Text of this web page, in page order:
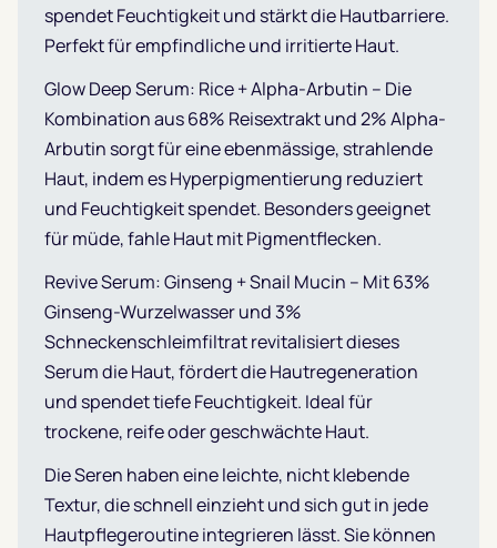
spendet Feuchtigkeit und stärkt die Hautbarriere.
Perfekt für empfindliche und irritierte Haut.
Glow Deep Serum: Rice + Alpha-Arbutin – Die
Kombination aus 68% Reisextrakt und 2% Alpha-
Arbutin sorgt für eine ebenmässige, strahlende
Haut, indem es Hyperpigmentierung reduziert
und Feuchtigkeit spendet. Besonders geeignet
für müde, fahle Haut mit Pigmentflecken.
Revive Serum: Ginseng + Snail Mucin – Mit 63%
Ginseng-Wurzelwasser und 3%
Schneckenschleimfiltrat revitalisiert dieses
Serum die Haut, fördert die Hautregeneration
und spendet tiefe Feuchtigkeit. Ideal für
trockene, reife oder geschwächte Haut.
Die Seren haben eine leichte, nicht klebende
Textur, die schnell einzieht und sich gut in jede
Hautpflegeroutine integrieren lässt. Sie können